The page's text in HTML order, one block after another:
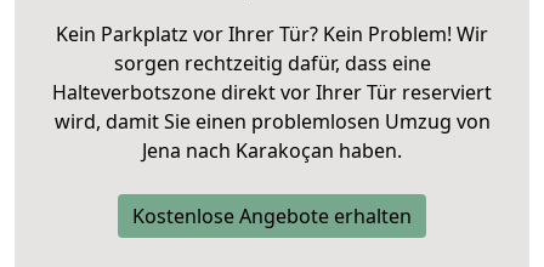
Kein Parkplatz vor Ihrer Tür? Kein Problem! Wir
sorgen rechtzeitig dafür, dass eine
Halteverbotszone direkt vor Ihrer Tür reserviert
wird, damit Sie einen problemlosen Umzug von
Jena nach Karakoçan haben.
Kostenlose Angebote erhalten